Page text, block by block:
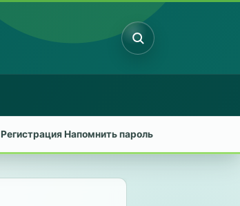
Поиск
Регистрация Напомнить пароль